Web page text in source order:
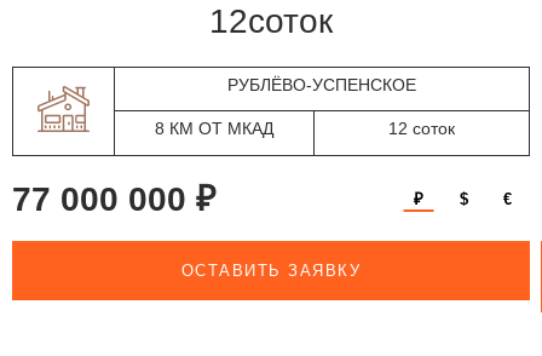
12соток
РУБЛЁВО-УСПЕНСКОЕ
8 КМ ОТ МКАД 12 соток
77 000 000 ₽ ₽ $ €
ОСТАВИТЬ ЗАЯВКУ